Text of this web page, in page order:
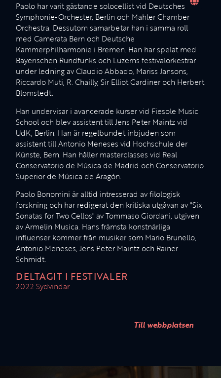
Paolo har varit gästande solocellist vid Deutsches
Symphonie-Orchester, Berlin och Mahler Chamber
Orchestra. Dessutom samarbetar han i samma roll
med Camerata Bern och Deutsche
Kammerphilharmonie i Bremen. Han har spelat med
Bayerischen Rundfunks och Luzerns festivalorkestrar
under ledning av Claudio Abbado, Mariss Jansons,
Riccardo Muti, R. Chailly, Sir Elliot Gardiner och Herbert
Blomstedt.
Han undervisar i avancerade kurser vid Fiesole Music
School och blev assistent till Jens Peter Maintz vid
UdK, Berlin. Han är regelbundet inbjuden som
assistent till Antonio Meneses vid Hochschule der
Künste, Bern. Han håller masterclasses vid Real
Conservatorio de Música de Madrid och Conservatorio
Superior de Música de Aragón.
Paolo Bonomini är alltid intresserad av filologisk
forskning och har redigerat den kritiska utgåvan av "Six
Sonatas for Two Cellos" av Tommaso Giordani, utgiven
av Armelin Musica. Hans främsta konstnärliga
influenser kommer från musiker som Mario Brunello,
Antonio Meneses, Jens Peter Maintz och Rainer
Schmidt.
DELTAGIT I FESTIVALER
2022 Sydvindar
Till webbplatsen